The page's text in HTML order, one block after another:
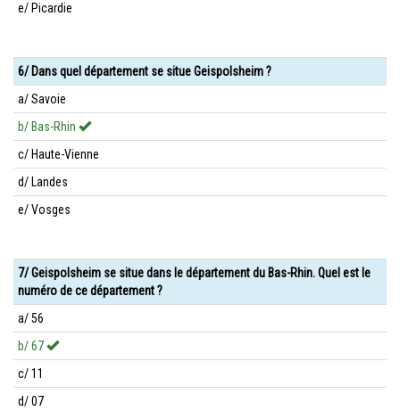
e/ Picardie
6/ Dans quel département se situe Geispolsheim ?
a/ Savoie
b/ Bas-Rhin
c/ Haute-Vienne
d/ Landes
e/ Vosges
7/ Geispolsheim se situe dans le département du Bas-Rhin. Quel est le
numéro de ce département ?
a/ 56
b/ 67
c/ 11
d/ 07